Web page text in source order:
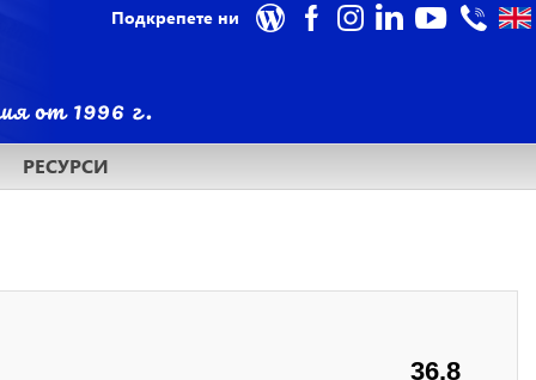
Подкрепете ни
РЕСУРСИ
36.8